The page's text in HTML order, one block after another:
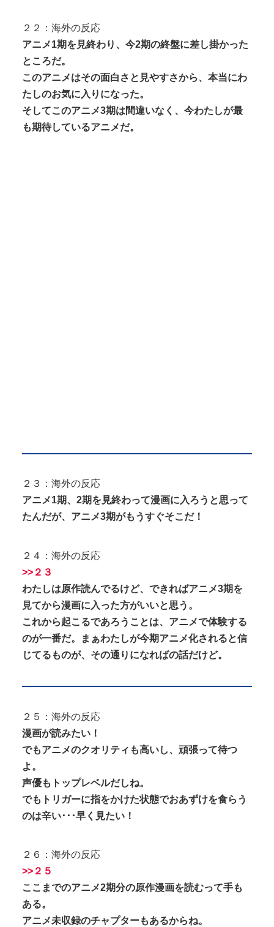
２２：海外の反応
アニメ1期を見終わり、今2期の終盤に差し掛かった
ところだ。
このアニメはその面白さと見やすさから、本当にわ
たしのお気に入りになった。
そしてこのアニメ3期は間違いなく、今わたしが最
も期待しているアニメだ。
２３：海外の反応
アニメ1期、2期を見終わって漫画に入ろうと思って
たんだが、アニメ3期がもうすぐそこだ！
２４：海外の反応
>>２３
わたしは原作読んでるけど、できればアニメ3期を
見てから漫画に入った方がいいと思う。
これから起こるであろうことは、アニメで体験する
のが一番だ。まぁわたしが今期アニメ化されると信
じてるものが、その通りになればの話だけど。
２５：海外の反応
漫画が読みたい！
でもアニメのクオリティも高いし、頑張って待つ
よ。
声優もトップレベルだしね。
でもトリガーに指をかけた状態でおあずけを食らう
のは辛い･･･早く見たい！
２６：海外の反応
>>２５
ここまでのアニメ2期分の原作漫画を読むって手も
ある。
アニメ未収録のチャプターもあるからね。